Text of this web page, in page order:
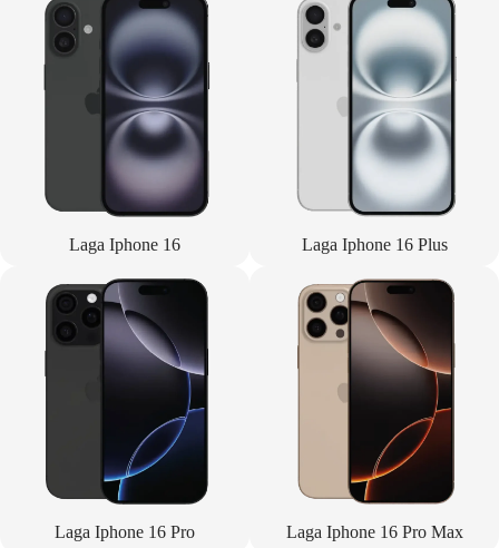
Laga Iphone 16 Laga Iphone 16 Plus
Laga Iphone 16 Pro Laga Iphone 16 Pro Max